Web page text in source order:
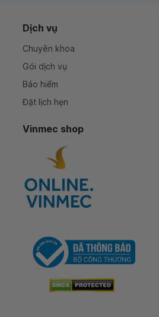
Dịch vụ
Chuyên khoa
Gói dịch vụ
Bảo hiểm
Đặt lịch hẹn
Vinmec shop